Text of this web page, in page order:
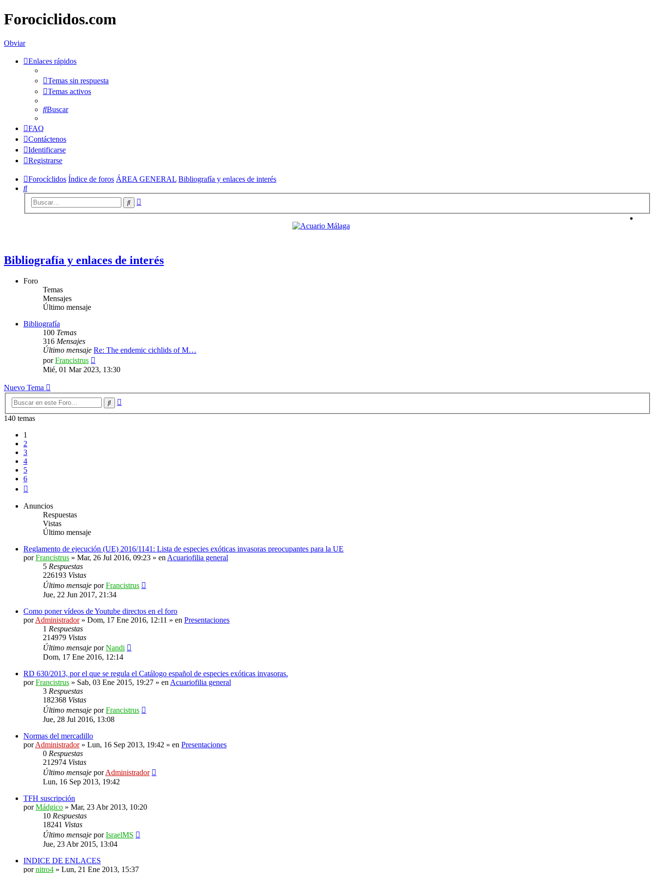
Forociclidos.com
Obviar
Enlaces rápidos
Temas sin respuesta
Temas activos
Buscar
FAQ
Contáctenos
Identificarse
Registrarse
Forocíclidos Índice de foros ÁREA GENERAL Bibliografía y enlaces de interés
Buscar
Buscar
Bibliografía y enlaces de interés
Foro
Temas
Mensajes
Último mensaje
Bibliografía
100 Temas
316 Mensajes
Último mensaje Re: The endemic cichlids of M…
porFrancistrus
último
mensaje
Mié, 01 Mar 2023, 13:30
Nuevo Tema
Buscar
140 temas
1
2
3
4
5
6
Anuncios
Respuestas
Vistas
Último mensaje
Reglamento de ejecución (UE) 2016/1141: Lista de especies exóticas invasoras preocupantes para la UE
porFrancistrus » Mar, 26 Jul 2016, 09:23 » en Acuariofilia general
5 Respuestas
226193 Vistas
Último mensaje porFrancistrus
Jue, 22 Jun 2017, 21:34
Como poner vídeos de Youtube directos en el foro
porAdministrador» Dom, 17 Ene 2016, 12:11 » en Presentaciones
1 Respuestas
214979 Vistas
Último mensaje porNandi
Dom, 17 Ene 2016, 12:14
RD 630/2013, por el que se regula el Catálogo español de especies exóticas invasoras.
porFrancistrus » Sab, 03 Ene 2015, 19:27 » en Acuariofilia general
3 Respuestas
182368 Vistas
Último mensaje porFrancistrus
Jue, 28 Jul 2016, 13:08
Normas del mercadillo
porAdministrador» Lun, 16 Sep 2013, 19:42 » en Presentaciones
0 Respuestas
212974 Vistas
Último mensaje porAdministrador
Lun, 16 Sep 2013, 19:42
TFH suscripción
porMádgico » Mar, 23 Abr 2013, 10:20
10 Respuestas
18241 Vistas
Último mensaje porIsraelMS
Jue, 23 Abr 2015, 13:04
INDICE DE ENLACES
pornitro4 » Lun, 21 Ene 2013, 15:37